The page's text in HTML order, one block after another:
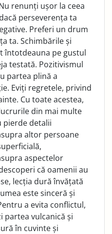
renunți ușor la ceea
perseverența ta
Preferi un drum
ta. Schimbările și
întotdeauna pe gustul
testată. Pozitivismul
partea plină a
Eviți regretele, privind
Cu toate acestea,
din mai multe
pierde detalii
altor persoane
aspectelor
că oamenii au
lecția dură învățată
este sinceră și
a evita conflictul,
partea vulcanică și
în cuvinte și